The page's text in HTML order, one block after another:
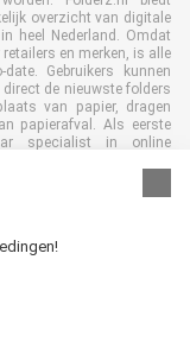
overzicht van digitale
heel Nederland. Omdat
en merken, is alle
Gebruikers kunnen
de nieuwste folders
van papier, dragen
papierafval. Als eerste
specialist in online
tot de toonaangevende